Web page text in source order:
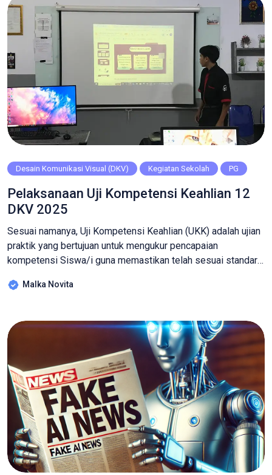
kepemudaan […]
Desain Komunikasi Visual (DKV) Kegiatan Sekolah PG
Pelaksanaan Uji Kompetensi Keahlian 12
DKV 2025
Sesuai namanya, Uji Kompetensi Keahlian (UKK) adalah ujian
praktik yang bertujuan untuk mengukur pencapaian
kompetensi Siswa/i guna memastikan telah sesuai standar
diujikan adalah perencanaan konsep desain yang dikemas
menunya. Melalui tugas ini akan mengukur beberapa aspek
utama desain grafis […]
Malka Novita